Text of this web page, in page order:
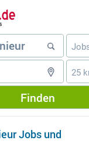
25
Finden
Jobs und